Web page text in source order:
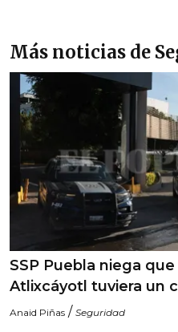
Más noticias de
SSP Puebla niega
Atlixcáyotl tuviera un
Anaid Piñas / Seguridad